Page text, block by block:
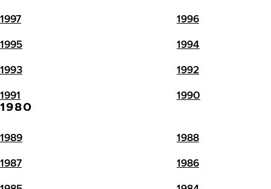
1997 1996
1995 1994
1993 1992
1991 1990
1980
1989 1988
1987 1986